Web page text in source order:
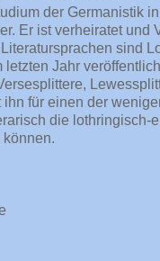
der Germanistik
Er ist verheiratet und
sind
letzten Jahr
ihn für einen der
die lothringisch-